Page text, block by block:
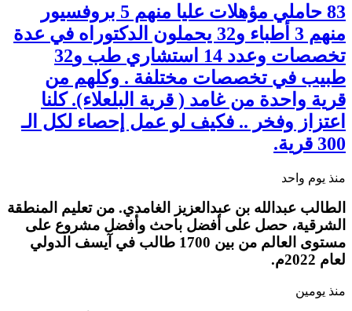
83 حاملي مؤهلات عليا منهم 5 بروفسيور
منهم 3 أطباء و32 يحملون الدكتوراه في عدة
تخصصات وعدد 14 استشاري طب و32
طبيب في تخصصات مختلفة . وكلهم من
قرية واحدة من غامد ( قرية البلعلاء). كلنا
اعتزاز وفخر .. فكيف لو عمل إحصاء لكل الـ
300 قرية.
منذ يوم واحد
الطالب عبدالله بن عبدالعزيز الغامدي. من تعليم المنطقة
الشرقية، حصل على أفضل باحث وأفضل مشروع على
مستوى العالم من بين 1700 طالب في آيسف الدولي
لعام 2022م.
منذ يومين